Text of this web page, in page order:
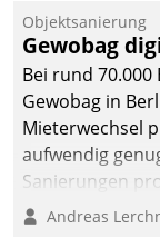
Objektsanierung
Gewobag
Bei rund
Gewobag in
Mieterwechsel
aufwendig
Sanierungen
Betreuungs-
Andreas